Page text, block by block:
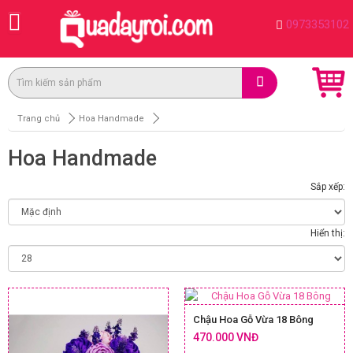
0973353102
Trang chủ Hoa Handmade
Hoa Handmade
Sắp xếp:
Hiển thị:
Chậu Hoa Gỗ Vừa 18 Bông
470.000 VNĐ